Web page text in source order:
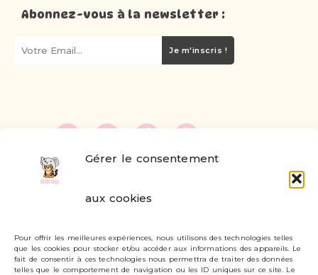
Gérer le consentement
aux cookies
Pour offrir les meilleures expériences, nous utilisons des technologies telles
que les cookies pour stocker et/ou accéder aux informations des appareils. Le
fait de consentir à ces technologies nous permettra de traiter des données
telles que le comportement de navigation ou les ID uniques sur ce site. Le
Abonnez-vous à la newsletter :
Je m'inscris !
Livraisons et retours
Mon compte